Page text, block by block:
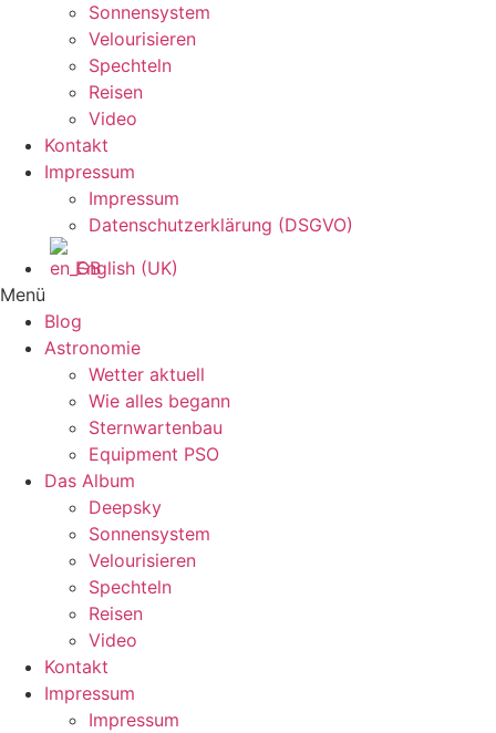
Sonnensystem
Velourisieren
Spechteln
Reisen
Video
Kontakt
Impressum
Impressum
Datenschutzerklärung (DSGVO)
English (UK)
Menü
Blog
Astronomie
Wetter aktuell
Wie alles begann
Sternwartenbau
Equipment PSO
Das Album
Deepsky
Sonnensystem
Velourisieren
Spechteln
Reisen
Video
Kontakt
Impressum
Impressum